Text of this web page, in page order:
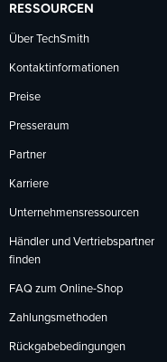
RESSOURCEN
Über TechSmith
Kontaktinformationen
Preise
Presseraum
Partner
Karriere
Unternehmensressourcen
Händler und Vertriebspartner
finden
FAQ zum Online-Shop
Zahlungsmethoden
Rückgabebedingungen